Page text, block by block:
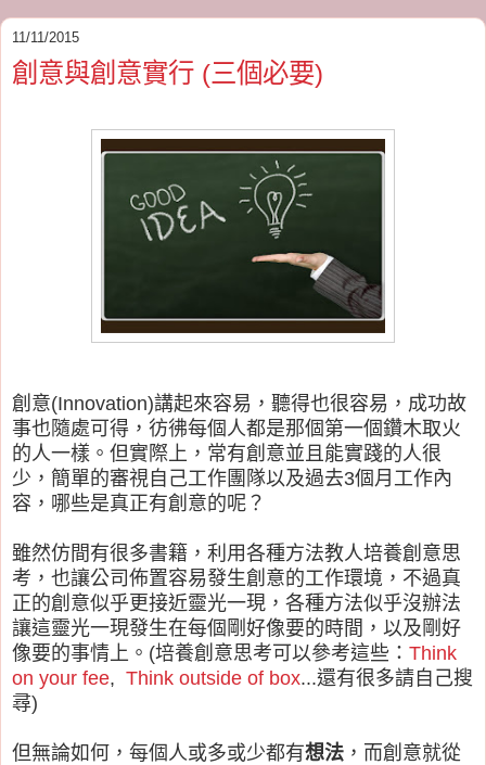
11/11/2015
創意與創意實行 (三個必要)
創意(Innovation)講起來容易，聽得也很容易，成功故
事也隨處可得，彷彿每個人都是那個第一個鑽木取火
的人一樣。但實際上，常有創意並且能實踐的人很
少，簡單的審視自己工作團隊以及過去3個月工作內
容，哪些是真正有創意的呢？
雖然仿間有很多書籍，利用各種方法教人培養創意思
考，也讓公司佈置容易發生創意的工作環境，不過真
正的創意似乎更接近靈光一現，各種方法似乎沒辦法
讓這靈光一現發生在每個剛好像要的時間，以及剛好
像要的事情上。(培養創意思考可以參考這些： Think
on your fee, Think outside of box...還有很多請自己搜
尋)
但無論如何，每個人或多或少都有想法 ，而創意就從